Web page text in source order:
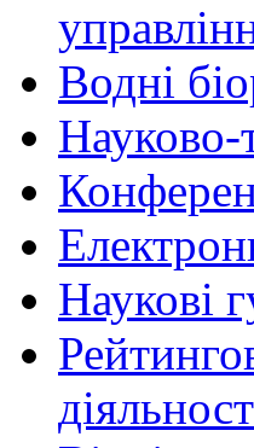
Водні
Науково-
Наукові